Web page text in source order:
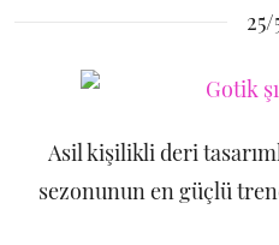
25/
Asil kişilikli deri
sezonunun en güçlü